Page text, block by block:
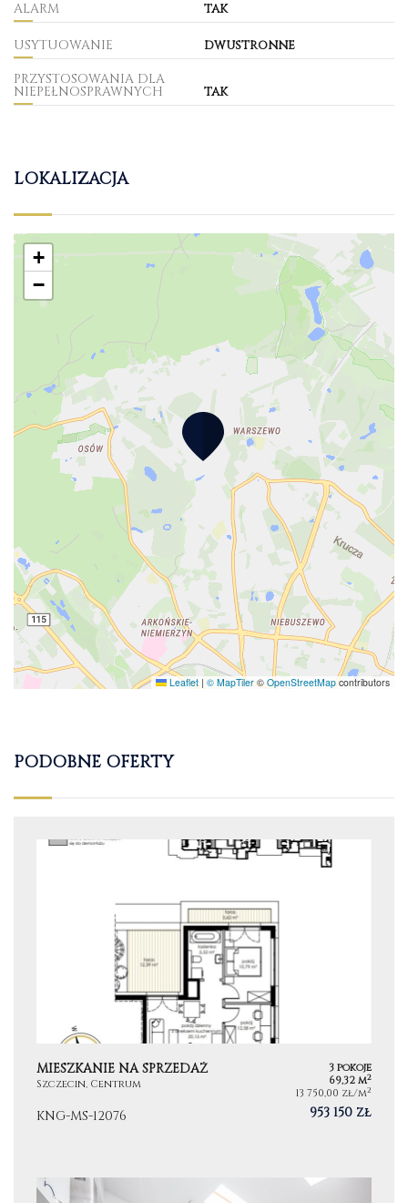
ALARM tak
USYTUOWANIE
dwustronne
PRZYSTOSOWANIA DLA
NIEPEŁNOSPRAWNYCH tak
LOKALIZACJA
+
−
Leaflet | © MapTiler © OpenStreetMap contributors
PODOBNE OFERTY
MIESZKANIE NA SPRZEDAŻ
Szczecin, Centrum
3 pokoje
69,32 m2
13 750,00 zł/m2
KNG-MS-12076 953 150 zł